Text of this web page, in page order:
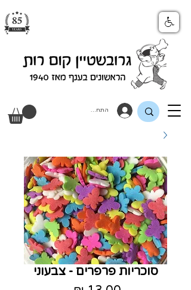
התחבר
סוכריות פרפרים - צבעוני